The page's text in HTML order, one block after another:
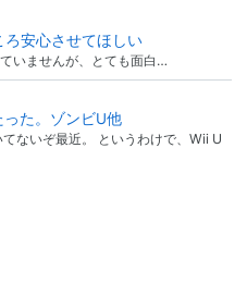
安心させてほしい
いませんが、とても面白…
た。ゾンビU他
ないぞ最近。 というわけで、Wii U